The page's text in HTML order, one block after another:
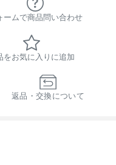
ームで商品問い合わせ
をお気に入りに追加
返品・交換について